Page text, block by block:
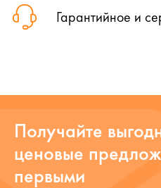
Гарантийное и
Получайте
ценовые
первыми